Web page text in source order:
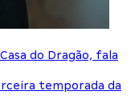
do Dragão, fala
temporada da